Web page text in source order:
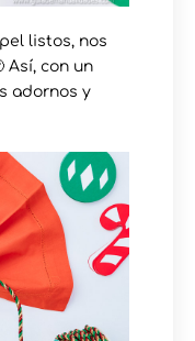
listos, nos
Así, con un
adornos y